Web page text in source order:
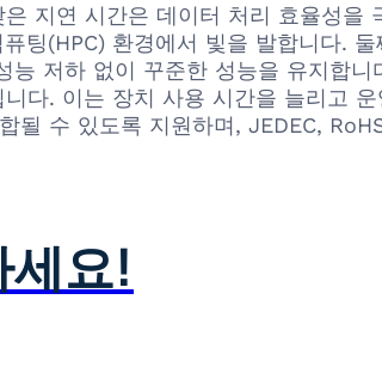
지연 시간은 데이터 처리 효율성을
팅(HPC) 환경에서 빛을 발합니다.
저하 없이 꾸준한 성능을 유지합니
다. 이는 장치 사용 시간을 늘리고
될 수 있도록 지원하며, JEDEC,
세요!